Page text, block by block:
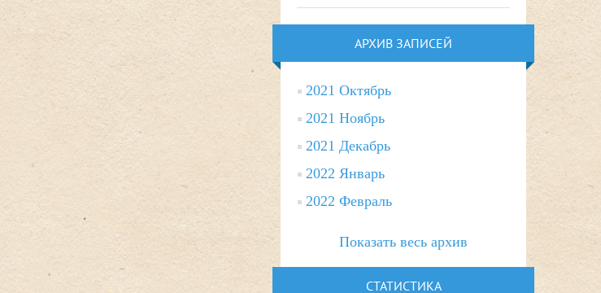
АРХИВ ЗАПИСЕЙ
2021 Октябрь
2021 Ноябрь
2021 Декабрь
2022 Январь
2022 Февраль
Показать весь архив
СТАТИСТИКА